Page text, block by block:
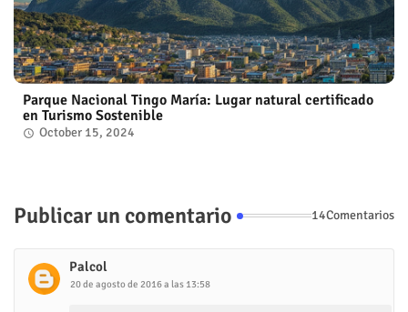
Parque Nacional Tingo María: Lugar natural certificado
en Turismo Sostenible
October 15, 2024
Publicar un comentario 14Comentarios
Palcol
20 de agosto de 2016 a las 13:58